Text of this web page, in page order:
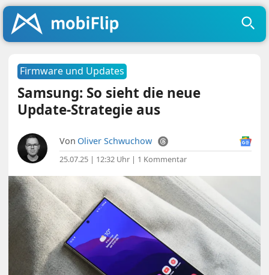
Firmware und Updates
Samsung: So sieht die neue
Update-Strategie aus
Von Oliver Schwuchow
25.07.25 | 12:32 Uhr | 1 Kommentar